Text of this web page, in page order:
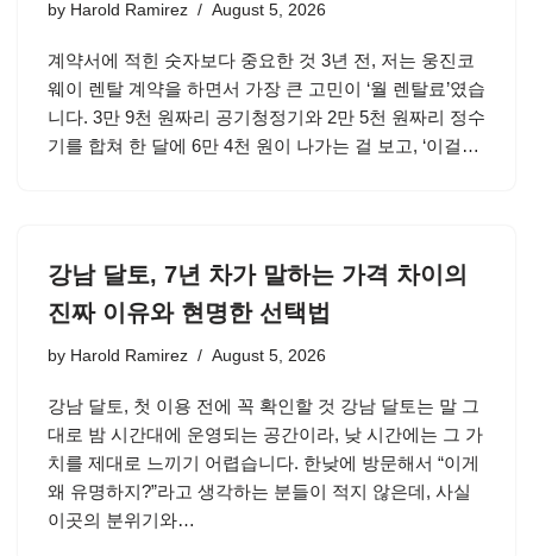
by Harold Ramirez August 5, 2026
계약서에 적힌 숫자보다 중요한 것 3년 전, 저는 웅진코
웨이 렌탈 계약을 하면서 가장 큰 고민이 ‘월 렌탈료’였습
니다. 3만 9천 원짜리 공기청정기와 2만 5천 원짜리 정수
기를 합쳐 한 달에 6만 4천 원이 나가는 걸 보고, ‘이걸…
강남 달토, 7년 차가 말하는 가격 차이의
진짜 이유와 현명한 선택법
by Harold Ramirez August 5, 2026
강남 달토, 첫 이용 전에 꼭 확인할 것 강남 달토는 말 그
대로 밤 시간대에 운영되는 공간이라, 낮 시간에는 그 가
치를 제대로 느끼기 어렵습니다. 한낮에 방문해서 “이게
왜 유명하지?”라고 생각하는 분들이 적지 않은데, 사실
이곳의 분위기와…